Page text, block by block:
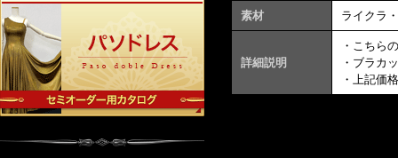
素材 ライクラ
詳細説明
・こちら
・ブラカ
・上記価